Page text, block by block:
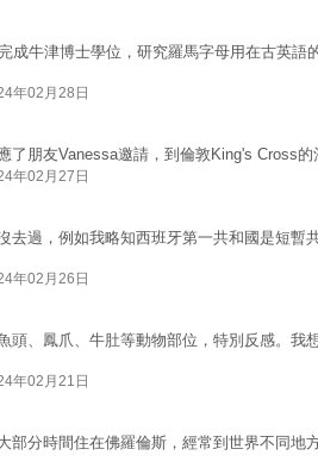
成牛津博士學位，研究羅馬字母用在古英語
年02月28日
了朋友Vanessa邀請，到倫敦King's Cross
年02月27日
去過，例如我略知西班牙第一共和國是短暫
年02月26日
頭、鳳爪、牛肚等動物部位，特別反感。我
年02月21日
部分時間住在佛羅倫斯，經常到世界不同地